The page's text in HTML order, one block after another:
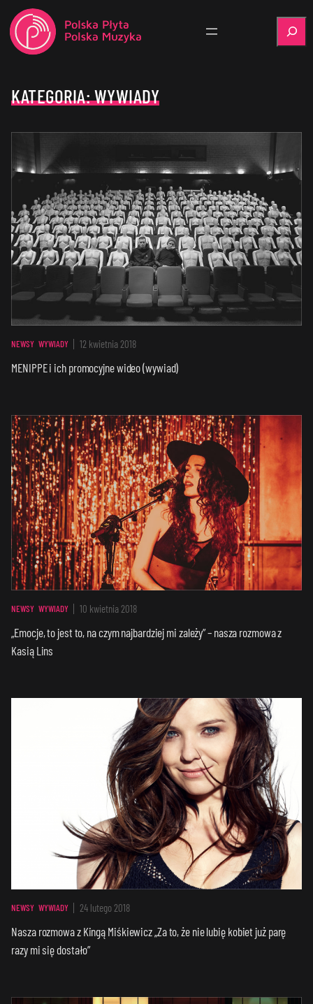
KATEGORIA:WYWIADY
NEWSY WYWIADY 12 kwietnia 2018
MENIPPE i ich promocyjne wideo (wywiad)
NEWSY WYWIADY 10 kwietnia 2018
„Emocje, to jest to, na czym najbardziej mi zależy” – nasza rozmowa z
Kasią Lins
NEWSY WYWIADY 24 lutego 2018
Nasza rozmowa z Kingą Miśkiewicz „Za to, że nie lubię kobiet już parę
razy mi się dostało”